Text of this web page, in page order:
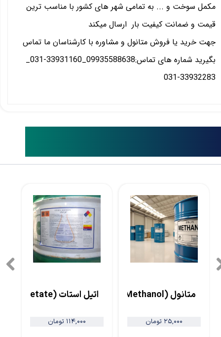
مکمل سوخت و ... به تمامی شهر های کشور با مناسب ترین
قیمت و ضمانت کیفیت بار ارسال میکند
جهت خرید یا فروش متانول و مشاوره با کارشناسان ما تماس
بگیرید شماره های تماس:09935588638_33931160-031_
33932283-031
اتیل استات (Ethyl Acetate)
۱۱۴,۰۰۰ تومان
متانول (Methanol)
۲۵,۰۰۰ تومان